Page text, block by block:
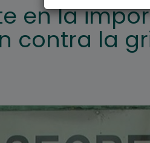
en la
contra la